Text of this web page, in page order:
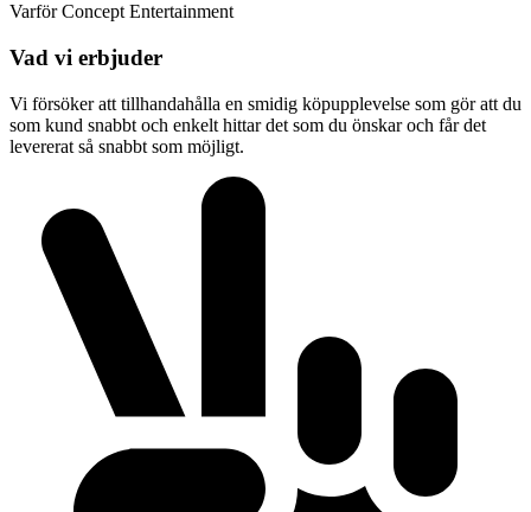
Varför Concept Entertainment
Vad vi erbjuder
Vi försöker att tillhandahålla en smidig köpupplevelse som gör att du
som kund snabbt och enkelt hittar det som du önskar och får det
levererat så snabbt som möjligt.